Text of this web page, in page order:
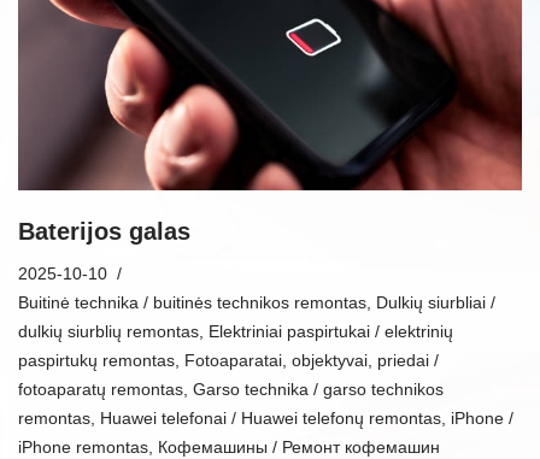
Baterijos galas
2025-10-10
Buitinė technika / buitinės technikos remontas, Dulkių siurbliai /
dulkių siurblių remontas, Elektriniai paspirtukai / elektrinių
paspirtukų remontas, Fotoaparatai, objektyvai, priedai /
fotoaparatų remontas, Garso technika / garso technikos
remontas, Huawei telefonai / Huawei telefonų remontas, iPhone /
iPhone remontas, Кофемашины / Ремонт кофемашин